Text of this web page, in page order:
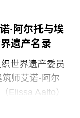
·阿尔托与埃
遗产名录
世界遗产委员
师艾诺·阿尔
Elissa Aalto）